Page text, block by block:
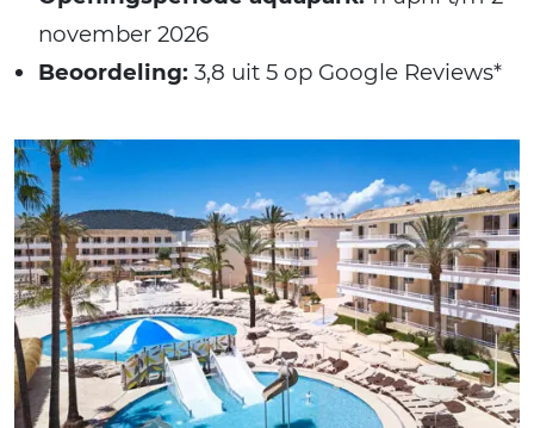
november 2026
Beoordeling: 3,8 uit 5 op Google Reviews*